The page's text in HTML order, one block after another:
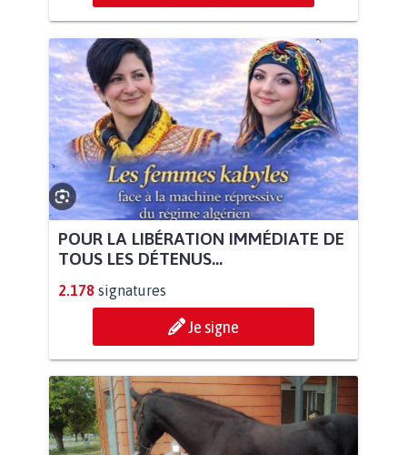
POUR LA LIBÉRATION IMMÉDIATE DE
TOUS LES DÉTENUS...
2.178 signatures
Je signe